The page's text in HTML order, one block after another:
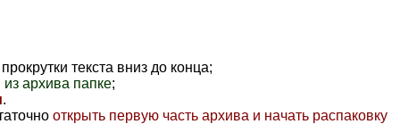
текста вниз до конца;
архива папке;
.
открыть первую часть архива и начать распаковку